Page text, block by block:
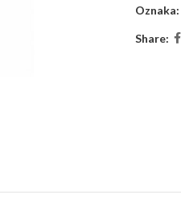
Oznaka:
Share: